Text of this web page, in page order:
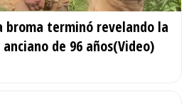
broma terminó revelando la
de 96 años(Video)